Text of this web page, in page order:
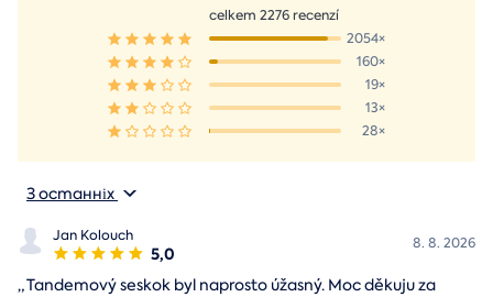
celkem 2276 recenzí
2054×
160×
19×
13×
28×
З останніх
Jan Kolouch
5,0 8. 8. 2026
„Tandemový seskok byl naprosto úžasný. Moc děkuju za